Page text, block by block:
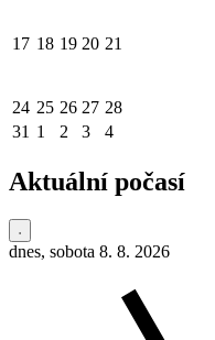
17 18 19 20 21
24 25 26 27 28
31 1 2 3 4
Aktuální počasí
dnes, sobota 8. 8. 2026